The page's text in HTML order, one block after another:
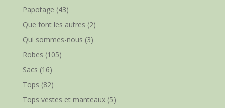
Papotage (43)
Que font les autres (2)
Qui sommes-nous (3)
Robes (105)
Sacs (16)
Tops (82)
Tops vestes et manteaux(5)